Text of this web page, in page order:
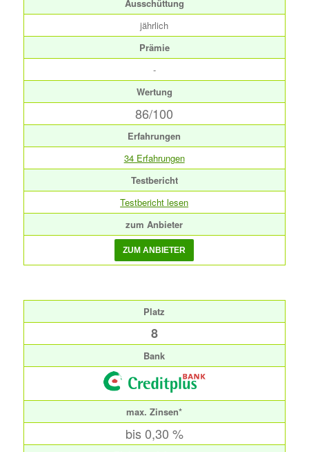
Ausschüttung
jährlich
Prämie
-
Wertung
86/100
Erfahrungen
34 Erfahrungen
Testbericht
Testbericht lesen
zum Anbieter
Platz
8
Bank
max. Zinsen*
bis 0,30 %